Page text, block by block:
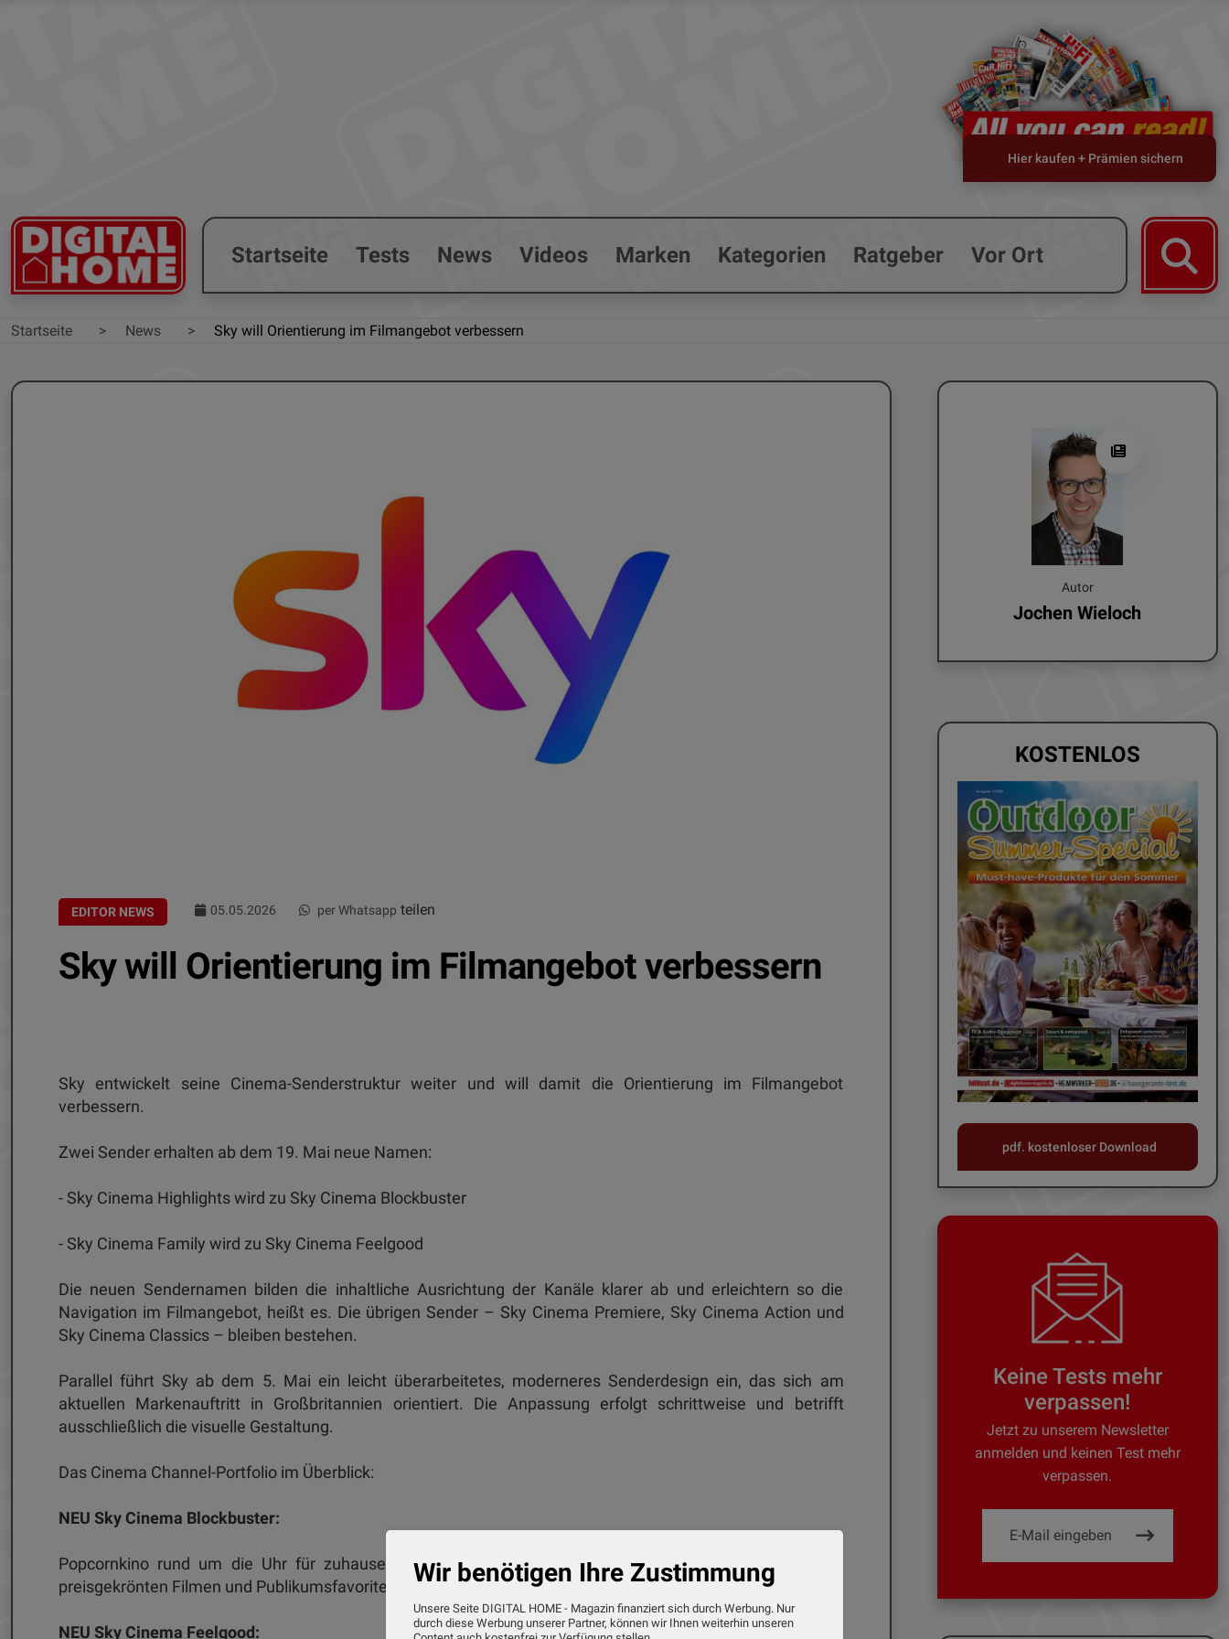
Hier kaufen + Prämien sichern
Startseite Tests News Videos Marken Kategorien Ratgeber Vor Ort
Startseite News Sky will Orientierung im Filmangebot verbessern
EDITOR NEWS 05.05.2026 per Whatsapp teilen
Sky will Orientierung im Filmangebot verbessern
Sky entwickelt seine Cinema-Senderstruktur weiter und will damit die Orientierung im Filmangebot
verbessern.
Zwei Sender erhalten ab dem 19. Mai neue Namen:
- Sky Cinema Highlights wird zu Sky Cinema Blockbuster
- Sky Cinema Family wird zu Sky Cinema Feelgood
Die neuen Sendernamen bilden die inhaltliche Ausrichtung der Kanäle klarer ab und erleichtern so die
Navigation im Filmangebot, heißt es. Die übrigen Sender – Sky Cinema Premiere, Sky Cinema Action und
Sky Cinema Classics – bleiben bestehen.
Parallel führt Sky ab dem 5. Mai ein leicht überarbeitetes, moderneres Senderdesign ein, das sich am
aktuellen Markenauftritt in Großbritannien orientiert. Die Anpassung erfolgt schrittweise und betrifft
ausschließlich die visuelle Gestaltung.
Das Cinema Channel-Portfolio im Überblick:
NEU Sky Cinema Blockbuster:
Popcornkino rund um die Uhr für zuhause – mit großen Hollywood-Hits, bekannten Filmreihen sowie
preisgekrönten Filmen und Publikumsfavoriten.
NEU Sky Cinema Feelgood:
Autor
Jochen Wieloch
KOSTENLOS
pdf. kostenloser Download
Keine Tests mehr
verpassen!
Jetzt zu unserem Newsletter
anmelden und keinen Test mehr
verpassen.
Wir benötigen Ihre Zustimmung
Unsere Seite DIGITAL HOME - Magazin finanziert sich durch Werbung. Nur
durch diese Werbung unserer Partner, können wir Ihnen weiterhin unseren